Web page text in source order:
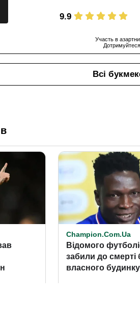
9.9
Участь в
Дотримуйтеся
Всі